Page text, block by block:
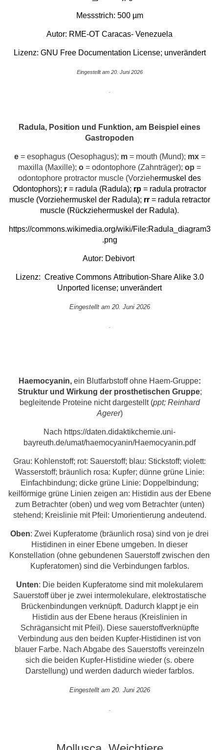
Messstrich: 500 µm
Autor: RME-OT Caracas- Venezuela
Lizenz: GNU Free Documentation License; unverändert
Eingestellt am 20. Juni 2026
Radula, Position und Funktion, am Beispiel eines
Gastropoden
e= esophagus (Oesophagus); m= mouth (Mund); mx=
maxilla (Maxille); o = odontophore (Zahnträger); op =
odontophore protractor muscle (Vorziehermuskel des
Odontophors); r = radula (Radula); rp = radula protractor
muscle (Vorziehermuskel der Radula); rr= radula retractor
muscle (Rückziehermuskel der Radula).
https://commons.wikimedia.org/wiki/File:Radula_diagram3
.png
Autor: Debivort
Lizenz: Creative Commons Attribution-Share Alike 3.0
Unported
license; unverändert
Eingestellt am 20. Juni 2026
Haemocyanin,ein Blutfarbstoff ohne Haem-Gruppe:
Struktur und Wirkung der prosthetischen Gruppe;
begleitende Proteine nicht dargestellt (ppt; Reinhard
Agerer)
Nach https://daten.didaktikchemie.uni-
bayreuth.de/umat/haemocyanin/Haemocyanin.pdf
Grau: Kohlenstoff; rot: Sauerstoff; blau: Stickstoff; violett:
Wasserstoff; bräunlich rosa: Kupfer; dünne grüne Linie:
Einfachbindung; dicke grüne Linie: Doppelbindung;
keilförmige grüne Linien zeigen an: Histidin aus der Ebene
zum Betrachter (oben) und weg vom Betrachter (unten)
stehend; Kreislinie mit Pfeil: Umorientierung andeutend.
Oben: Zwei Kupferatome (bräunlich rosa) sind von je drei
Histidinen in einer Ebene umgeben. In dieser
Konstellation (ohne gebundenen Sauerstoff zwischen den
Kupferatomen) sind die Verbindungen farblos.
Unten: Die beiden Kupferatome sind mit molekularem
Sauerstoff über je zwei intermolekulare, elektrostatische
Brückenbindungen verknüpft. Dadurch klappt je ein
Histidin aus der Ebene heraus (Kreislinien in
Schrägansicht mit Pfeil). Diese sauerstoffverknüpfte
Verbindung aus den beiden Kupfer-Histidinen ist von
blauer Farbe. Nach Abgabe des Sauerstoffs vereinzeln
sich die beiden Kupfer-Histidine wieder (s. obere
Darstellung) und werden dadurch wieder farblos.
Eingestellt am 20. Juni 2026